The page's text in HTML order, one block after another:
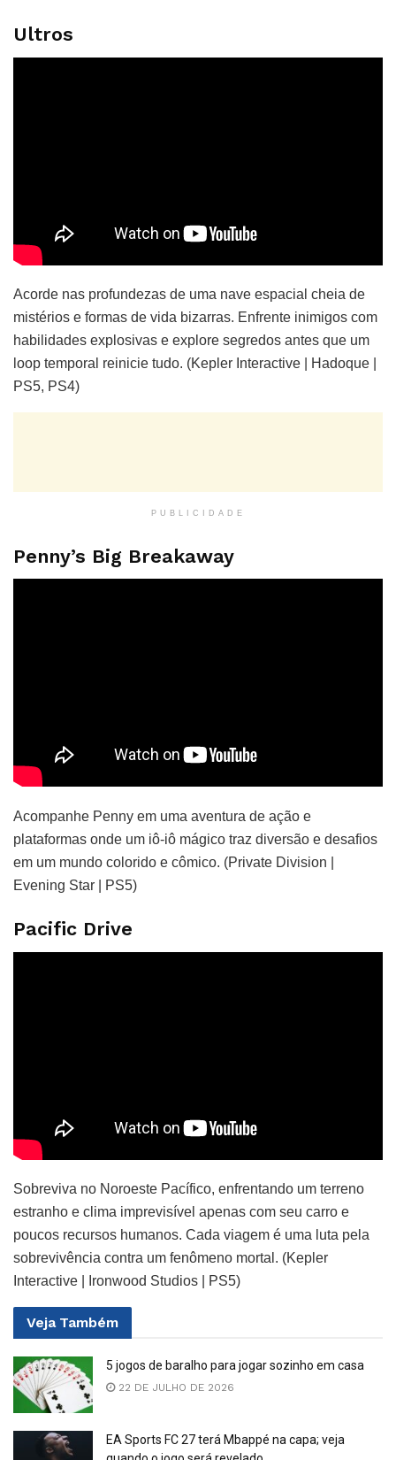
Ultros
Acorde nas profundezas de uma nave espacial cheia de
mistérios e formas de vida bizarras. Enfrente inimigos com
habilidades explosivas e explore segredos antes que um
loop temporal reinicie tudo. (Kepler Interactive | Hadoque |
PS5, PS4)
PUBLICIDADE
Penny’s Big Breakaway
Acompanhe Penny em uma aventura de ação e
plataformas onde um iô-iô mágico traz diversão e desafios
em um mundo colorido e cômico. (Private Division |
Evening Star | PS5)
Pacific Drive
Sobreviva no Noroeste Pacífico, enfrentando um terreno
estranho e clima imprevisível apenas com seu carro e
poucos recursos humanos. Cada viagem é uma luta pela
sobrevivência contra um fenômeno mortal. (Kepler
Interactive | Ironwood Studios | PS5)
Veja Também
5 jogos de baralho para jogar sozinho em casa
22 DE JULHO DE 2026
EA Sports FC 27 terá Mbappé na capa; veja